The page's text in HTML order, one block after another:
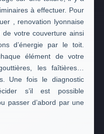
à effectuer. Pour
, renovation lyonnaise
de votre couverture ainsi
d’énergie par le toit.
élément de votre
les faîtières…
Une fois le diagnostic
s’il est possible
passer d’abord par une